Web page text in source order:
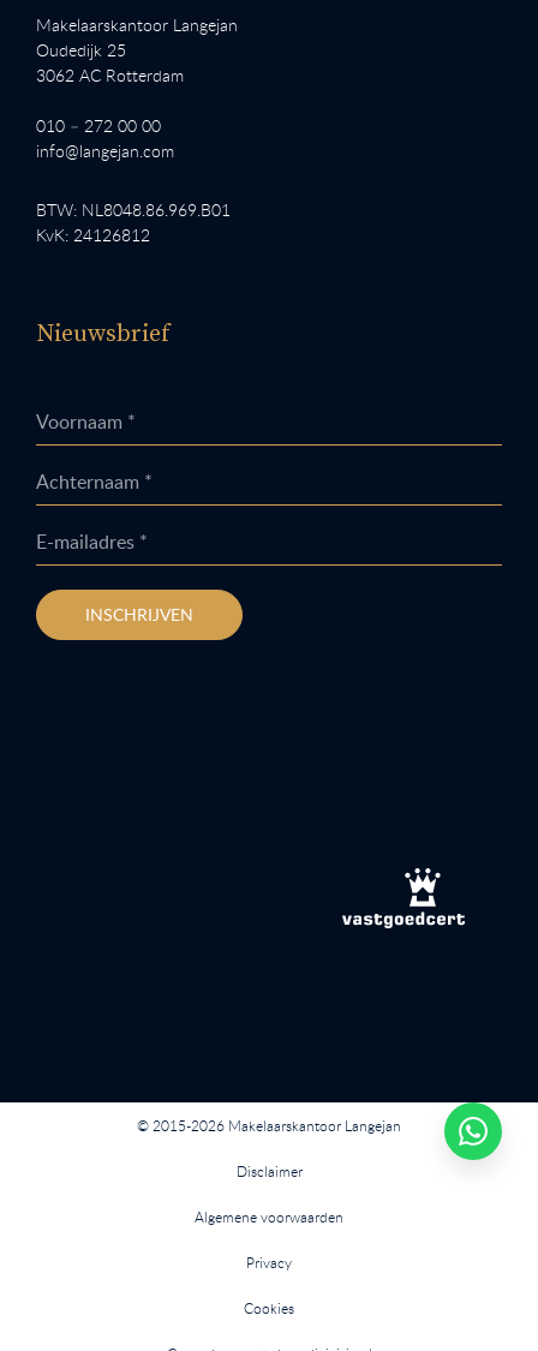
Makelaarskantoor Langejan
Oudedijk 25
3062 AC Rotterdam
010 – 272 00 00
info@langejan.com
BTW: NL8048.86.969.B01
KvK: 24126812
Nieuwsbrief
Voornaam *
Achternaam *
E-mailadres *
INSCHRIJVEN
© 2015-2026 Makelaarskantoor Langejan
Disclaimer
Algemene voorwaarden
Privacy
Cookies